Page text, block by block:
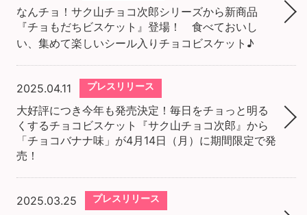
なんチョ！サク山チョコ次郎シリーズから新商品
『チョもだちビスケット』登場！ 食べておいし
い、集めて楽しいシール入りチョコビスケット♪
2025.04.11 プレスリリース
大好評につき今年も発売決定！毎日をチョっと明る
くするチョコビスケット『サク山チョコ次郎』から
「チョコバナナ味」が4⽉14⽇（⽉）に期間限定で発
売！
2025.03.25 プレスリリース